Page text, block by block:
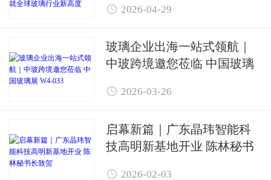
璃行业新高度
 2026-04-29
玻璃企业出海一站式领航｜
中玻跨境邀您莅临 中国玻璃
 2026-03-26
启幕新篇｜广东晶玮智能科
技高明新基地开业 陈林秘书
 2026-02-03